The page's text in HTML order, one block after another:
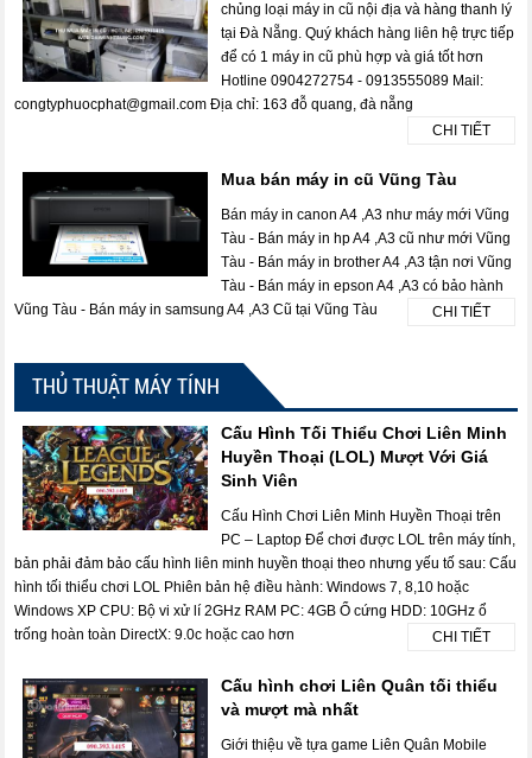
chủng loại máy in cũ nội địa và hàng thanh lý
tại Đà Nẵng. Quý khách hàng liên hệ trực tiếp
để có 1 máy in cũ phù hợp và giá tốt hơn
Hotline 0904272754 - 0913555089 Mail:
congtyphuocphat@gmail.com Địa chỉ: 163 đỗ quang, đà nẵng
CHI TIẾT
Mua bán máy in cũ Vũng Tàu
Bán máy in canon A4 ,A3 như máy mới Vũng
Tàu - Bán máy in hp A4 ,A3 cũ như mới Vũng
Tàu - Bán máy in brother A4 ,A3 tận nơi Vũng
Tàu - Bán máy in epson A4 ,A3 có bảo hành
Vũng Tàu - Bán máy in samsung A4 ,A3 Cũ tại Vũng Tàu
CHI TIẾT
THỦ THUẬT MÁY TÍNH
Cấu Hình Tối Thiểu Chơi Liên Minh
Huyền Thoại (LOL) Mượt Với Giá
Sinh Viên
Cấu Hình Chơi Liên Minh Huyền Thoại trên
PC – Laptop Để chơi được LOL trên máy tính,
bản phải đảm bảo cấu hình liên minh huyền thoại theo nhưng yếu tố sau: Cấu
hình tối thiểu chơi LOL Phiên bản hệ điều hành: Windows 7, 8,10 hoặc
Windows XP CPU: Bộ vi xử lí 2GHz RAM PC: 4GB Ổ cứng HDD: 10GHz ổ
trống hoàn toàn DirectX: 9.0c hoặc cao hơn
CHI TIẾT
Cấu hình chơi Liên Quân tối thiểu
và mượt mà nhất
Giới thiệu về tựa game Liên Quân Mobile